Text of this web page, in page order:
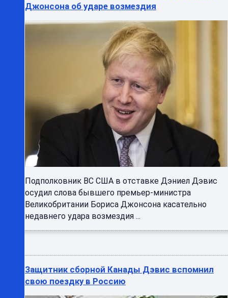
Джонсона об ударе возмездия
Подполковник ВС США в отставке Дэниел Дэвис
осудил слова бывшего премьер-министра
Великобритании Бориса Джонсона касательно
недавнего удара возмездия ...
Защитник сборной Канады Дэвис вспомнил
свою поездку в Россию